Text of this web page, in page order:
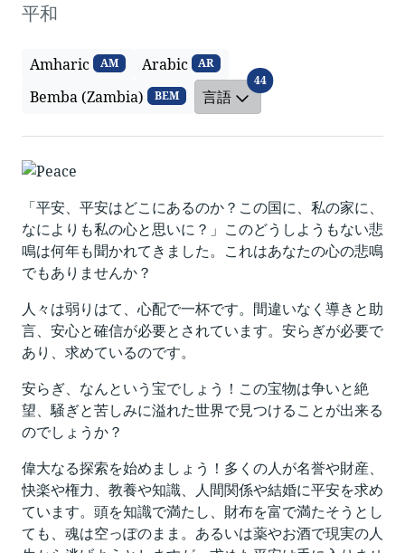
平和
Amharic AM Arabic AR
Bemba (Zambia) BEM 言語
44言語
「平安、平安はどこにあるのか？この国に、私の家に、
なによりも私の心と思いに？」このどうしようもない悲
鳴は何年も聞かれてきました。これはあなたの心の悲鳴
でもありませんか？
人々は弱りはて、心配で一杯です。間違いなく導きと助
言、安心と確信が必要とされています。安らぎが必要で
あり、求めているのです。
安らぎ、なんという宝でしょう！この宝物は争いと絶
望、騒ぎと苦しみに溢れた世界で見つけることが出来る
のでしょうか？
偉大なる探索を始めましょう！多くの人が名誉や財産、
快楽や権力、教養や知識、人間関係や結婚に平安を求め
ています。頭を知識で満たし、財布を富で満たそうとし
ても、魂は空っぽのまま。あるいは薬やお酒で現実の人